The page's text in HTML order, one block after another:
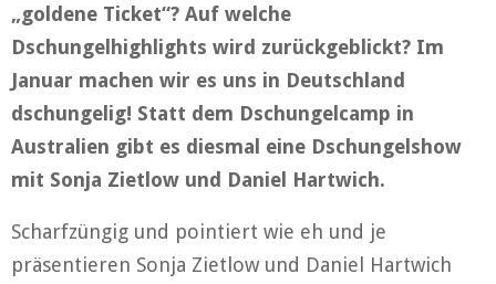
„goldene Ticket“? Auf welche
Dschungelhighlights wird zurückgeblickt? Im
Januar machen wir es uns in Deutschland
dschungelig! Statt dem Dschungelcamp in
Australien gibt es diesmal eine Dschungelshow
mit Sonja Zietlow und Daniel Hartwich.
Scharfzüngig und pointiert wie eh und je
präsentieren Sonja Zietlow und Daniel Hartwich